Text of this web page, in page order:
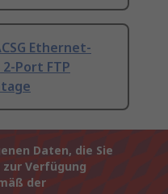
Ethernet-
Port FTP
Daten, die Sie
Verfügung
der